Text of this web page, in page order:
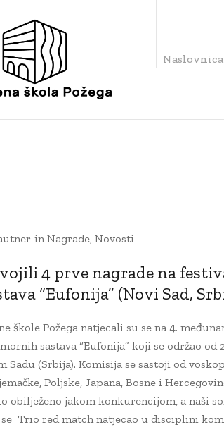
Naslovnica
inNagrade, Novosti
4 prve nagrade na
“Eufonija” (Novi Sad,
škole Požega natjecali su se na 4.
sastava “Eufonija” koji se održao od
Sadu (Srbija). Komisija se sastoji od
Poljske, Japana, Bosne i
obilježeno jakom konkurencijom, a naši
Trio red match natjecao u disciplini